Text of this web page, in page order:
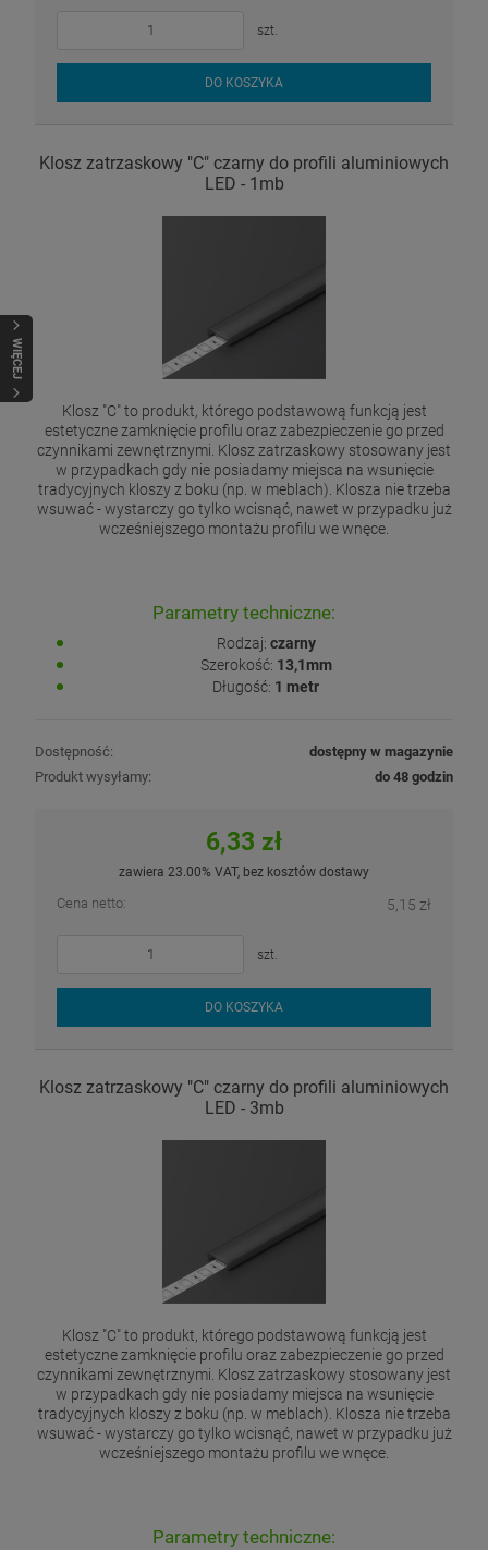
WIĘCEJ
szt.
DO KOSZYKA
Klosz zatrzaskowy "C" czarny do profili aluminiowych
LED - 1mb
Klosz "C" to produkt, którego podstawową funkcją jest
estetyczne zamknięcie profilu oraz zabezpieczenie go przed
czynnikami zewnętrznymi. Klosz zatrzaskowy stosowany jest
w przypadkach gdy nie posiadamy miejsca na wsunięcie
tradycyjnych kloszy z boku (np. w meblach). Klosza nie trzeba
wsuwać - wystarczy go tylko wcisnąć, nawet w przypadku już
wcześniejszego montażu profilu we wnęce.
Parametry techniczne:
Rodzaj: czarny
Szerokość: 13,1mm
Długość: 1 metr
Dostępność:
dostępny w magazynie
Produkt wysyłamy:
do 48 godzin
6,33 zł
zawiera 23.00% VAT, bez kosztów dostawy
Cena netto: 5,15 zł
szt.
DO KOSZYKA
Klosz zatrzaskowy "C" czarny do profili aluminiowych
LED - 3mb
Klosz "C" to produkt, którego podstawową funkcją jest
estetyczne zamknięcie profilu oraz zabezpieczenie go przed
czynnikami zewnętrznymi. Klosz zatrzaskowy stosowany jest
w przypadkach gdy nie posiadamy miejsca na wsunięcie
tradycyjnych kloszy z boku (np. w meblach). Klosza nie trzeba
wsuwać - wystarczy go tylko wcisnąć, nawet w przypadku już
wcześniejszego montażu profilu we wnęce.
Parametry techniczne: